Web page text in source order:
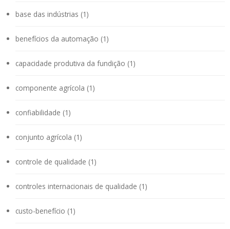
base das indústrias (1)
benefícios da automação (1)
capacidade produtiva da fundição (1)
componente agrícola (1)
confiabilidade (1)
conjunto agrícola (1)
controle de qualidade (1)
controles internacionais de qualidade (1)
custo-benefício (1)